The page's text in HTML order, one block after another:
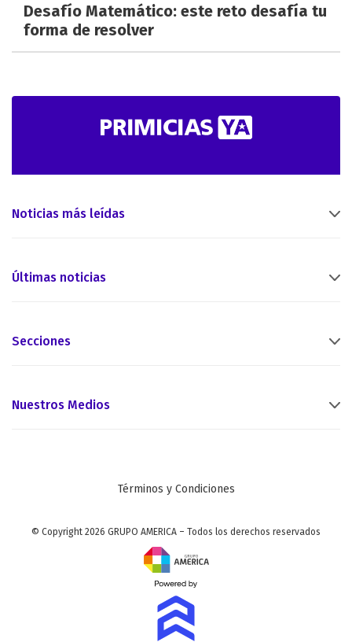
Desafío Matemático: este reto desafía tu
forma de resolver
Noticias más leídas
Últimas noticias
Secciones
Nuestros Medios
Términos y Condiciones
© Copyright 2026 GRUPO AMERICA – Todos los derechos reservados